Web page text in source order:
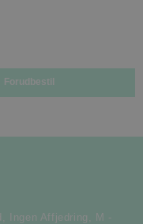
Forudbestil
, Ingen Affjedring ,
M -